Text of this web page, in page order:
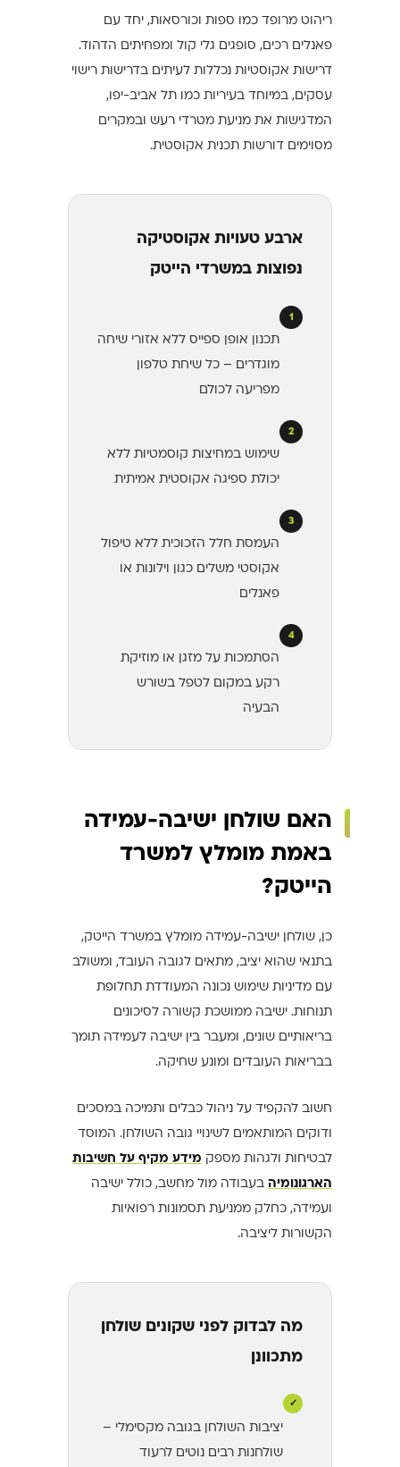
ריהוט מרופד כמו ספות וכורסאות, יחד עם
פאנלים רכים, סופגים גלי קול ומפחיתים הדהוד.
דרישות אקוסטיות נכללות לעיתים בדרישות רישוי
עסקים, במיוחד בעיריות כמו תל אביב-יפו,
המדגישות את מניעת מטרדי רעש ובמקרים
מסוימים דורשות תכנית אקוסטית.
ארבע טעויות אקוסטיקה
נפוצות במשרדי הייטק
1
תכנון אופן ספייס ללא אזורי שיחה
מוגדרים – כל שיחת טלפון
מפריעה לכולם
2
שימוש במחיצות קוסמטיות ללא
יכולת ספיגה אקוסטית אמיתית
3
העמסת חלל הזכוכית ללא טיפול
אקוסטי משלים כגון וילונות או
פאנלים
4
הסתמכות על מזגן או מוזיקת
רקע במקום לטפל בשורש
הבעיה
האם שולחן ישיבה-עמידה
באמת מומלץ למשרד
הייטק?
כן, שולחן ישיבה-עמידה מומלץ במשרד הייטק,
בתנאי שהוא יציב, מתאים לגובה העובד, ומשולב
עם מדיניות שימוש נכונה המעודדת תחלופת
תנוחות. ישיבה ממושכת קשורה לסיכונים
בריאותיים שונים, ומעבר בין ישיבה לעמידה תומך
בבריאות העובדים ומונע שחיקה.
חשוב להקפיד על ניהול כבלים ותמיכה במסכים
ודוקים המותאמים לשינויי גובה השולחן. המוסד
לבטיחות ולגהות מספק מידע מקיף על חשיבות
הארגונומיה בעבודה מול מחשב, כולל ישיבה
ועמידה, כחלק ממניעת תסמונות רפואיות
הקשורות ליציבה.
מה לבדוק לפני שקונים שולחן
מתכוונן
✓
יציבות השולחן בגובה מקסימלי –
שולחנות רבים נוטים לרעוד